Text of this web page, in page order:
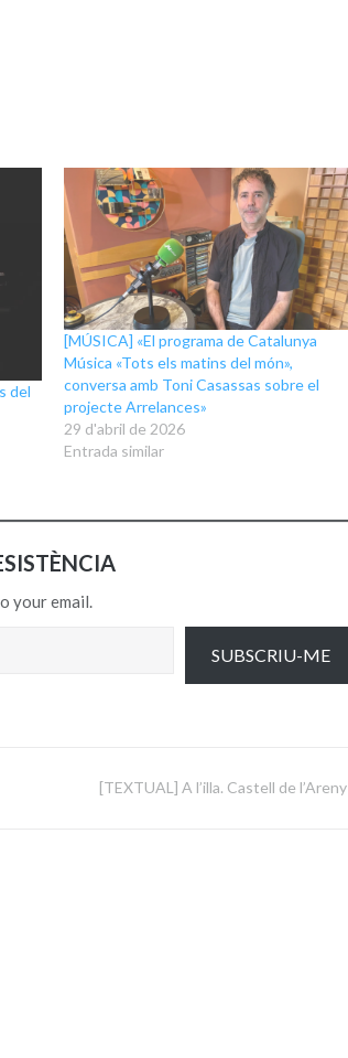
del
[MÚSICA] «El programa de Catalunya
Música «Tots els matins del món»,
conversa amb Toni Casassas sobre el
projecte Arrelances»
29 d'abril de 2026
Entrada similar
your email.
SUBSCRIU-ME
[TEXTUAL] A l’illa. Castell de l’Areny